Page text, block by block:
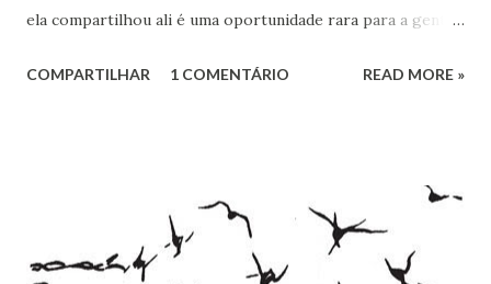
ela compartilhou ali é uma oportunidade rara para a gente
identidade espiritual, pertencimento e intolerância
Ao dizer que deixar o ambiente evangélico não significou
abandonar Deus, mas sim se libertar de uma prisão, ela
expõe algo que muita gente vive: a busca por uma
COMPARTILHAR 1 COMENTÁRIO READ MORE »